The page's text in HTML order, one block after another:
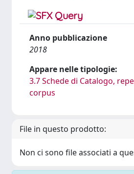
Anno pubblicazione
2018
Appare nelle tipologie:
3.7 Schede di Catalogo,
corpus
File in questo prodotto:
Non ci sono file associati a